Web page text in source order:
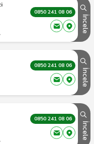
0850 241 08 06
İncele
0850 241 08 06
İncele
0850 241 08 06
İncele